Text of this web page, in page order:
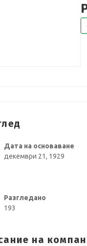
Дата на основаване
декември 21, 1929
Разгледано
193
на